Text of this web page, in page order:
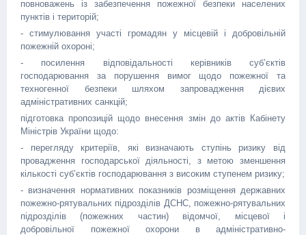
повноважень із забезпечення пожежної безпеки населених
пунктів і територій;
- стимулювання участі громадян у місцевій і добровільній
пожежній охороні;
- посилення відповідальності керівників суб’єктів
господарювання за порушення вимог щодо пожежної та
техногенної безпеки шляхом запровадження дієвих
адміністративних санкцій;
підготовка пропозицій щодо внесення змін до актів Кабінету
Міністрів України щодо:
- перегляду критеріїв, які визначають ступінь ризику від
провадження господарської діяльності, з метою зменшення
кількості суб’єктів господарювання з високим ступенем ризику;
- визначення нормативних показників розміщення державних
пожежно-рятувальних підрозділів ДСНС, пожежно-рятувальних
підрозділів (пожежних частин) відомчої, місцевої і
добровільної пожежної охорони в адміністративно-